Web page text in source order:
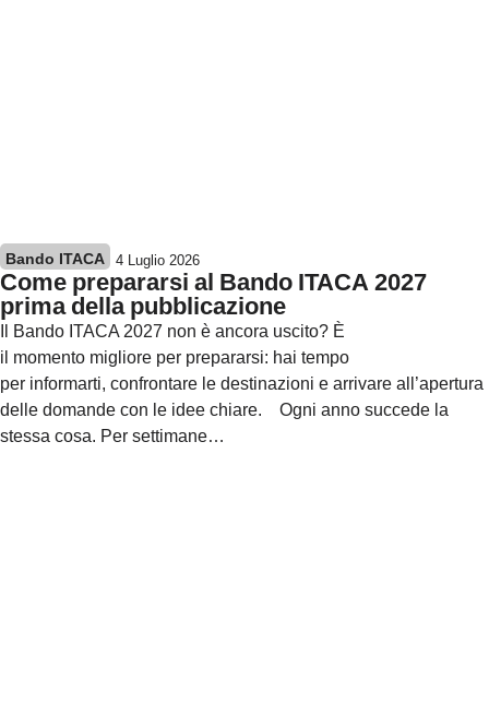
Bando ITACA 4 Luglio 2026
Come prepararsi al Bando ITACA 2027
prima della pubblicazione
Il Bando ITACA 2027 non è ancora uscito? È
il momento migliore per prepararsi: hai tempo
per informarti, confrontare le destinazioni e arrivare all’apertura
delle domande con le idee chiare. Ogni anno succede la
stessa cosa. Per settimane…